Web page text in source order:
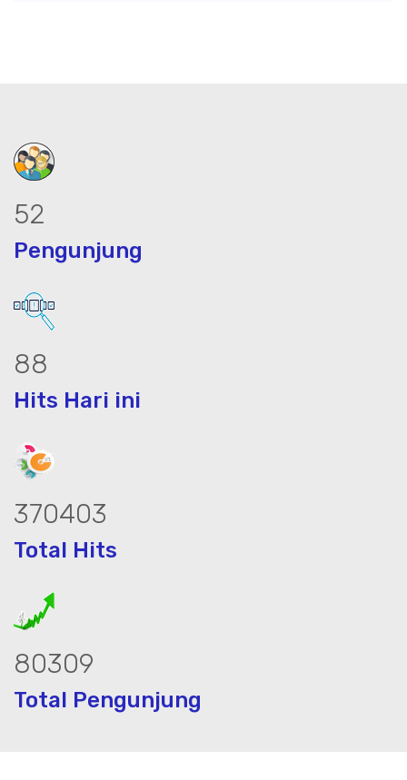
65
Pengunjung
110
Hits Hari ini
464068
Total Hits
101004
Total Pengunjung